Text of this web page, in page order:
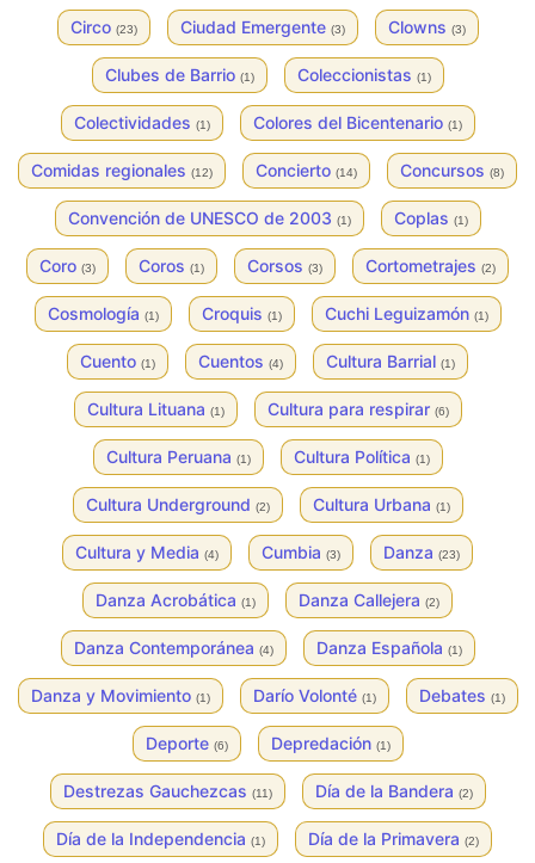
Circo (23) Ciudad Emergente (3) Clowns (3)
Clubes de Barrio (1) Coleccionistas (1)
Colectividades (1) Colores del Bicentenario (1)
Comidas regionales (12) Concierto (14) Concursos (8)
Convención de UNESCO de 2003 (1) Coplas (1)
Coro (3) Coros (1) Corsos (3) Cortometrajes (2)
Cosmología (1) Croquis (1) Cuchi Leguizamón (1)
Cuento (1) Cuentos (4) Cultura Barrial (1)
Cultura Lituana (1) Cultura para respirar (6)
Cultura Peruana (1) Cultura Política (1)
Cultura Underground (2) Cultura Urbana (1)
Cultura y Media (4) Cumbia (3) Danza (23)
Danza Acrobática (1) Danza Callejera (2)
Danza Contemporánea (4) Danza Española (1)
Danza y Movimiento (1) Darío Volonté (1) Debates (1)
Deporte (6) Depredación (1)
Destrezas Gauchezcas (11) Día de la Bandera (2)
Día de la Independencia (1) Día de la Primavera (2)